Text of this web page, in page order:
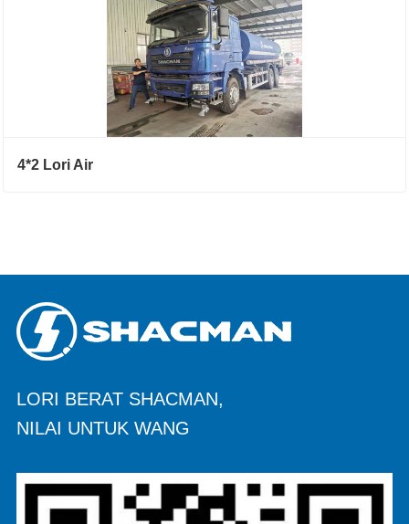
4*2 Lori Air
LORI BERAT SHACMAN,
NILAI UNTUK WANG